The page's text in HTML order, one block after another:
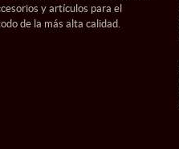
y artículos para el
de la más alta calidad.